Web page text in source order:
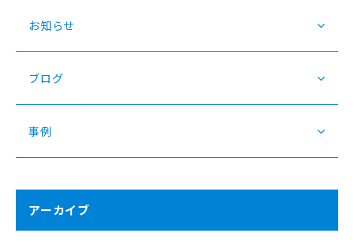
お知らせ
ブログ
事例
アーカイブ